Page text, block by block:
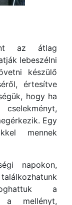
az átlag
lebeszélni
készülő
értesítve
hogy ha
Egy
mennek
napokon,
a
a mellényt,